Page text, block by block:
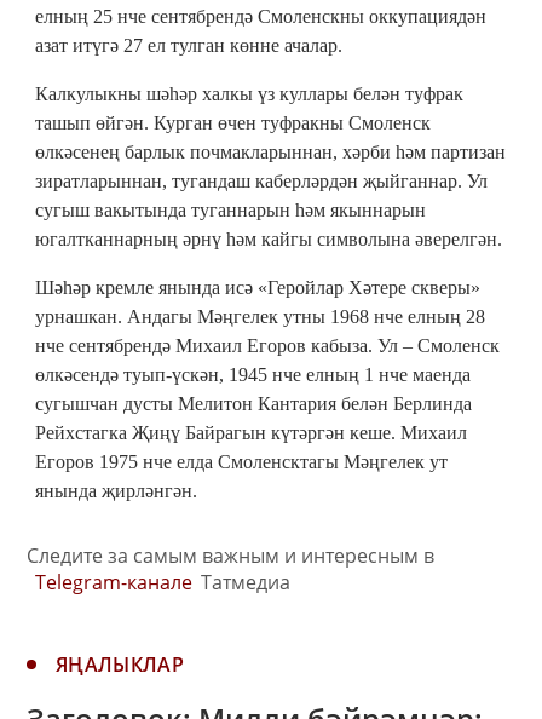
елның 25 нче сентябрендә Смоленскны оккупациядән
азат итүгә 27 ел тулган көнне ачалар.
Калкулыкны шәһәр халкы үз куллары белән туфрак
ташып өйгән. Курган өчен туфракны Смоленск
өлкәсенең барлык почмакларыннан, хәрби һәм партизан
зиратларыннан, тугандаш каберләрдән җыйганнар. Ул
сугыш вакытында туганнарын һәм якыннарын
югалтканнарның әрнү һәм кайгы символына әверелгән.
Шәһәр кремле янында исә «Геройлар Хәтере скверы»
урнашкан. Андагы Мәңгелек утны 1968 нче елның 28
нче сентябрендә Михаил Егоров кабыза. Ул – Смоленск
өлкәсендә туып-үскән, 1945 нче елның 1 нче маенда
сугышчан дусты Мелитон Кантария белән Берлинда
Рейхстагка Җиңү Байрагын күтәргән кеше. Михаил
Егоров 1975 нче елда Смоленсктагы Мәңгелек ут
янында җирләнгән.
Следите за самым важным и интересным в
Telegram-канале Татмедиа
ЯҢАЛЫКЛАР